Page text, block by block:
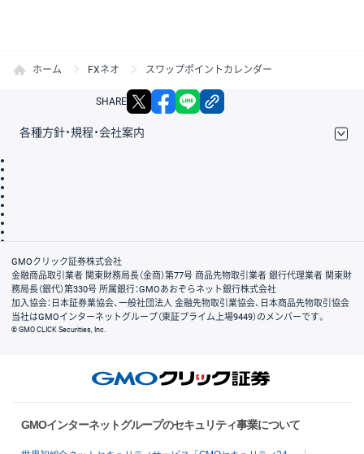
ホーム FXネオ スワップポイントカレンダー
SHARE X facebook
各種方針・規程・会社案内
会社案内
GMOクリック証券株式会社
金融商品取引業者 関東財務局長（金商）第77号 商品先物取引業者 銀行代理業者 関東財
務局長（銀代）第330号 所属銀行：GMOあおぞらネット銀行株式会社
加入協会：日本証券業協会、一般社団法人 金融先物取引業協会、日本商品先物取引協会
当社はGMOインターネットグループ（東証プライム上場9449）のメンバーです。
© GMO CLICK Securities, Inc.
GMOインターネットグループのセキュリティ事業について